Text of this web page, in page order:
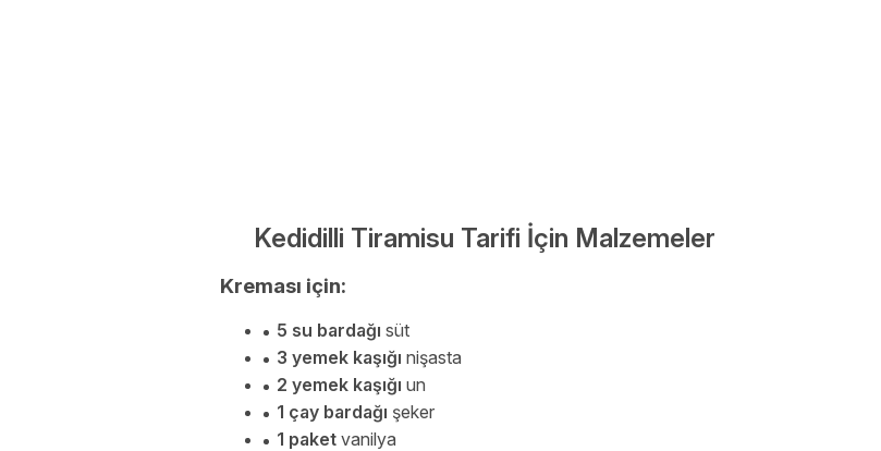
Kedidilli Tiramisu Tarifi İçin Malzemeler
Kreması için:
5 su bardağı süt
3 yemek kaşığı nişasta
2 yemek kaşığı un
1 çay bardağı şeker
1 paket vanilya